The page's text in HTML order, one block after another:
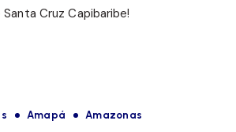
Cruz Capibaribe!
Amapá Amazonas